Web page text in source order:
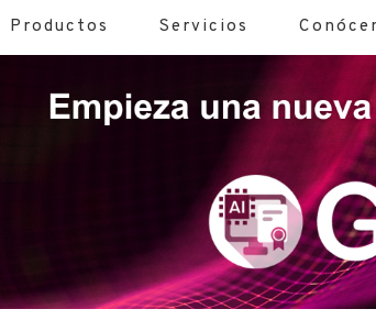
Productos Servicios